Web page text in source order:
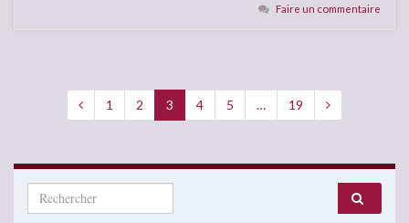
Faire un commentaire
1 2 3 4 5 … 19
Search for: